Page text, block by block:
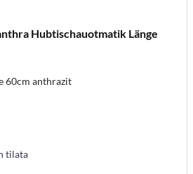
Hubtischauotmatik Länge
60cm anthrazit
tilata